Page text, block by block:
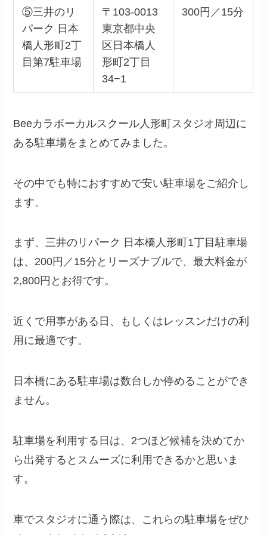
⑤三井のリ
パーク 日本
橋人形町2丁
目第7駐車場
〒103-0013
東京都中央
区日本橋人
形町2丁目
34−1
300円／15分
Beeカラボーカルスクール人形町スタジオ周辺に
ある駐車場をまとめてみました。
その中でも特におすすめで安い駐車場をご紹介し
ます。
まず、三井のリパーク 日本橋人形町1丁目駐車場
は、200円／15分とリーズナブルで、最大料金が
2,800円とお得です。
近くで用事がある日、もしくはレッスンだけの利
用に最適です。
日本橋にある駐車場は数台しか停めることができ
ません。
駐車場を利用する日は、2つほど候補を決めてか
ら出発するとスムーズに利用できるかと思いま
す。
車でスタジオに通う際は、これらの駐車場をぜひ